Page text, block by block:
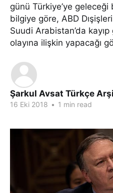
günü Türkiye’ye geleceği
bilgiye göre, ABD
Suudi Arabistan’da kayıp
olayına ilişkin yapacağı
Şarkul Avsat Türkçe
16 Eki 2018 • 1 min read